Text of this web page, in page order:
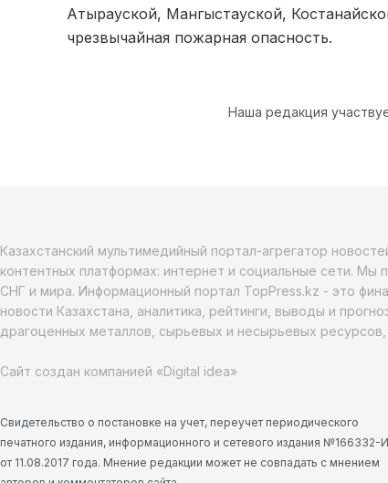
Атырауской, Мангыстауской,
чрезвычайная пожарная опасность.
Наша редакция
Казахстанский мультимедийный портал-агрегатор
контентных платформах: интернет и социальные сети. Мы
СНГ и мира. Информационный портал TopPress.kz - это
новости Казахстана, аналитика, рейтинги, выводы и
драгоценных металлов, сырьевых и несырьевых
Сайт создан компанией «Digital idea»
Свидетельство о постановке на учет, переучет периодического
печатного издания, информационного и сетевого издания №166332-
от 11.08.2017 года. Мнение редакции может не совпадать с мнением